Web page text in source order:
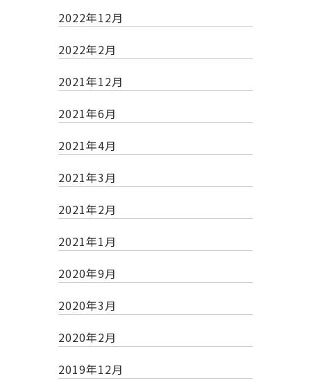
2022年12月
2022年2月
2021年12月
2021年6月
2021年4月
2021年3月
2021年2月
2021年1月
2020年9月
2020年3月
2020年2月
2019年12月